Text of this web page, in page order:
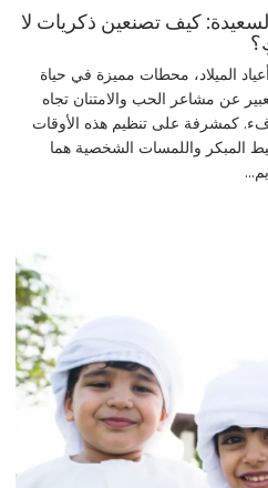
كيف تصنعين ذكريات لا
الميلاد، محطات مميزة في حياة
عن مشاعر الحب والامتنان تجاه
كمشرفة على تنظيم هذه الأوقات
المبكر واللمسات الشخصية هما